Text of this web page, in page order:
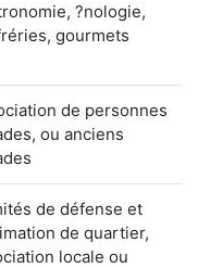
?nologie,
gourmets
de personnes
ou anciens
de défense et
de quartier,
locale ou